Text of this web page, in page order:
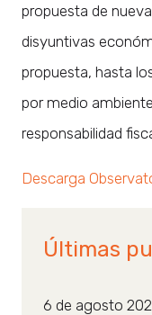
propuesta de
disyuntivas
propuesta, hasta
por medio
responsabilidad
Descarga
Últimas
6 de agosto